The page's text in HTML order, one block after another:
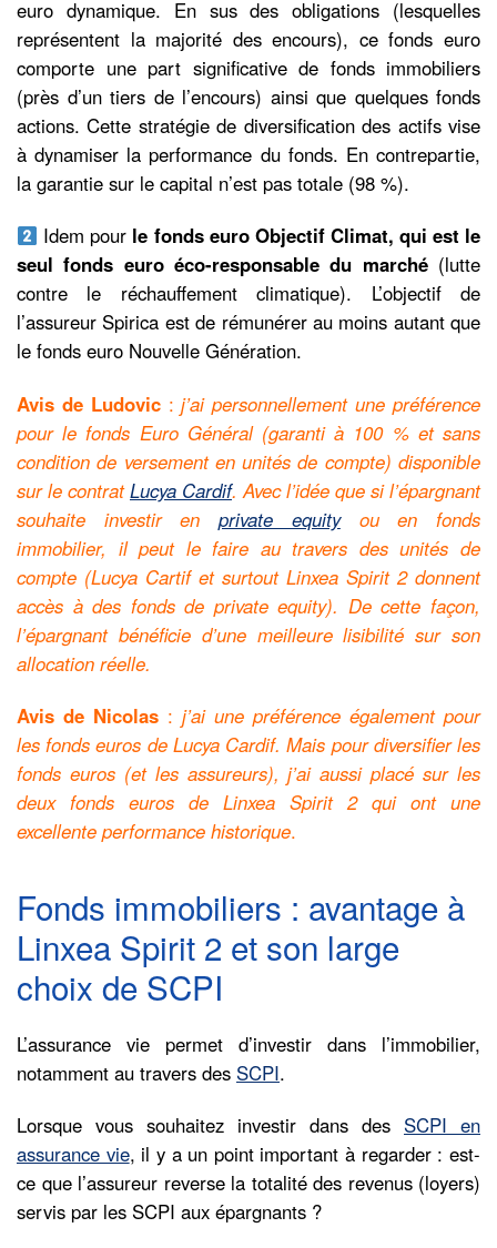
euro dynamique. En sus des obligations (lesquelles
représentent la majorité des encours), ce fonds euro
comporte une part significative de fonds immobiliers
(près d’un tiers de l’encours) ainsi que quelques fonds
actions. Cette stratégie de diversification des actifs vise
à dynamiser la performance du fonds. En contrepartie,
la garantie sur le capital n’est pas totale (98 %).
Idem pour le fonds euro Objectif Climat, qui est le
seul fonds euro éco-responsable du marché (lutte
contre le réchauffement climatique). L’objectif de
l’assureur Spirica est de rémunérer au moins autant que
le fonds euro Nouvelle Génération.
Avis de Ludovic:j’ai personnellement une préférence
pour le fonds Euro Général (garanti à 100 % et sans
condition de versement en unités de compte) disponible
sur le contratLucya Cardif. Avec l’idée que si l’épargnant
souhaite investir enprivate equityou en fonds
immobilier, il peut le faire au travers des unités de
compte (Lucya Cartif et surtout Linxea Spirit 2 donnent
accès à des fonds de private equity). De cette façon,
l’épargnant bénéficie d’une meilleure lisibilité sur son
allocation réelle.
Avis de Nicolas : j’ai une préférence également pour
les fonds euros de Lucya Cardif.Mais pour diversifier les
fonds euros (et les assureurs), j’ai aussi placé sur les
deux fonds euros de Linxea Spirit 2qui ont une
excellente performance historique.
Fonds immobiliers : avantage à
Linxea Spirit 2 et son large
choix de SCPI
L’assurance vie permet d’investir dans l’immobilier,
notamment au travers des SCPI.
Lorsque vous souhaitez investir dans des SCPI en
assurance vie, il y a un point important à regarder : est-
ce que l’assureur reverse la totalité des revenus (loyers)
servis par les SCPI aux épargnants ?